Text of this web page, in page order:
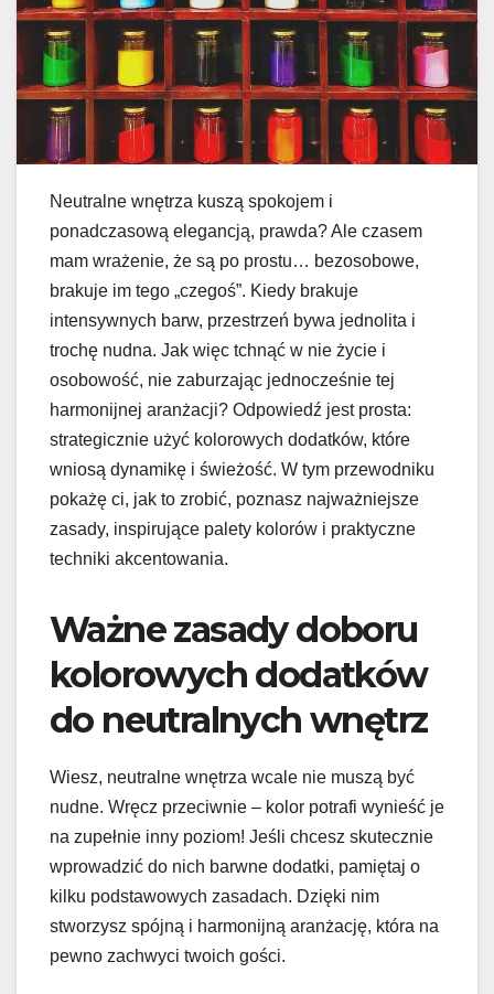
Neutralne wnętrza kuszą spokojem i
ponadczasową elegancją, prawda? Ale czasem
mam wrażenie, że są po prostu… bezosobowe,
brakuje im tego „czegoś”. Kiedy brakuje
intensywnych barw, przestrzeń bywa jednolita i
trochę nudna. Jak więc tchnąć w nie życie i
osobowość, nie zaburzając jednocześnie tej
harmonijnej aranżacji? Odpowiedź jest prosta:
strategicznie użyć kolorowych dodatków, które
wniosą dynamikę i świeżość. W tym przewodniku
pokażę ci, jak to zrobić, poznasz najważniejsze
zasady, inspirujące palety kolorów i praktyczne
techniki akcentowania.
Ważne zasady doboru
kolorowych dodatków
do neutralnych wnętrz
Wiesz, neutralne wnętrza wcale nie muszą być
nudne. Wręcz przeciwnie – kolor potrafi wynieść je
na zupełnie inny poziom! Jeśli chcesz skutecznie
wprowadzić do nich barwne dodatki, pamiętaj o
kilku podstawowych zasadach. Dzięki nim
stworzysz spójną i harmonijną aranżację, która na
pewno zachwyci twoich gości.